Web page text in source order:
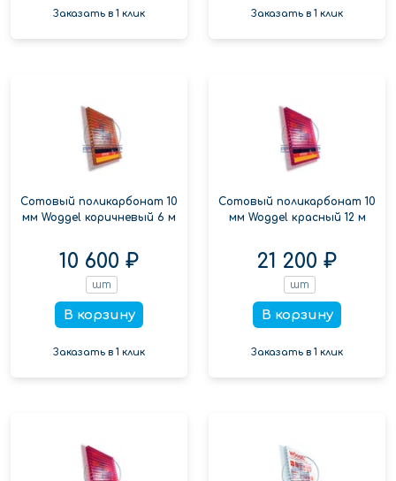
Заказать в 1 клик Заказать в 1 клик
Сотовый поликарбонат 10
мм Woggel коричневый 6 м
10 600 ₽
шт
В корзину
Заказать в 1 клик
Сотовый поликарбонат 10
мм Woggel красный 12 м
21 200 ₽
шт
В корзину
Заказать в 1 клик